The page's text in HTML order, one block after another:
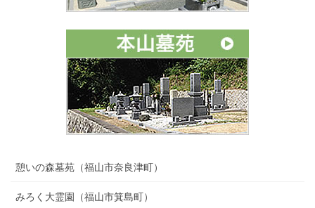
憩いの森墓苑（福山市奈良津町）
みろく大霊園（福山市箕島町）